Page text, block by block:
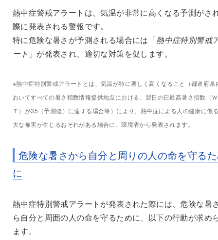
熱中症警戒アラートは、気温が非常に高くなる予測がさ
際に発表される警報です。
特に危険な暑さが予測される場合には「熱中症特別警戒
ート 」が発表され、適切な対策を促します。
※熱中症特別警戒アラートとは、気温が特に著しく高くなること（都道府県
おいてすべての暑さ指数情報提供地点における、翌日の日最高暑さ指数（
Ｔ）が35（予測値）に達する場合等）により、熱中症による人の健康に係
大な被害が生じるおそれがある場合に、環境省から発表されます。
危険な暑さから自分と周りの人の命を守る
に
熱中症特別警戒アラートが発表された際には、危険な暑
ら自分と周囲の人の命を守るために、以下の行動が求め
ます。